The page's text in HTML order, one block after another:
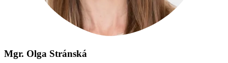
Mgr. Olga Stránská